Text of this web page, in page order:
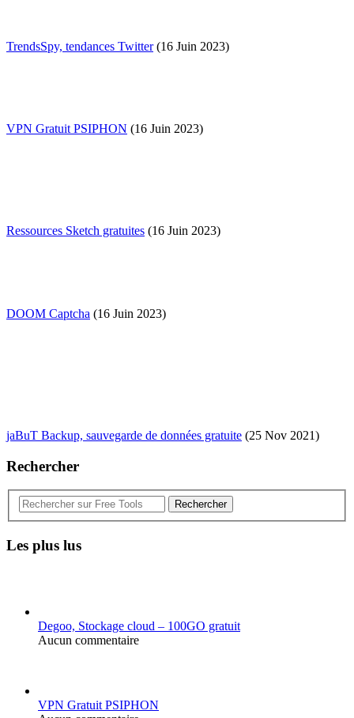
TrendsSpy, tendances Twitter(16 Juin 2023)
VPN Gratuit PSIPHON (16 Juin 2023)
Ressources Sketch gratuites (16 Juin 2023)
DOOM Captcha (16 Juin 2023)
jaBuT Backup, sauvegarde de données gratuite (25 Nov 2021)
Rechercher
Rechercher
Les plus lus
Degoo, Stockage cloud – 100GO gratuit
Aucun commentaire
VPN Gratuit PSIPHON